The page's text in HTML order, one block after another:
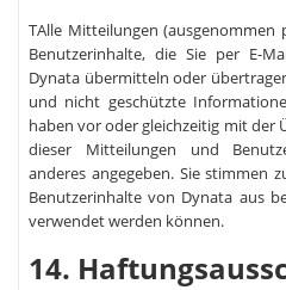
TAlle Mitteilungen (ausgenommen
Benutzerinhalte, die Sie per E-
Dynata übermitteln oder
und nicht geschützte
haben vor oder gleichzeitig mit
dieser Mitteilungen und
anderes angegeben. Sie stimmen
Benutzerinhalte von Dynata aus
verwendet werden können.
14.